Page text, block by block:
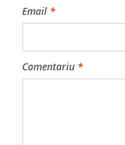
Email *
Comentariu *